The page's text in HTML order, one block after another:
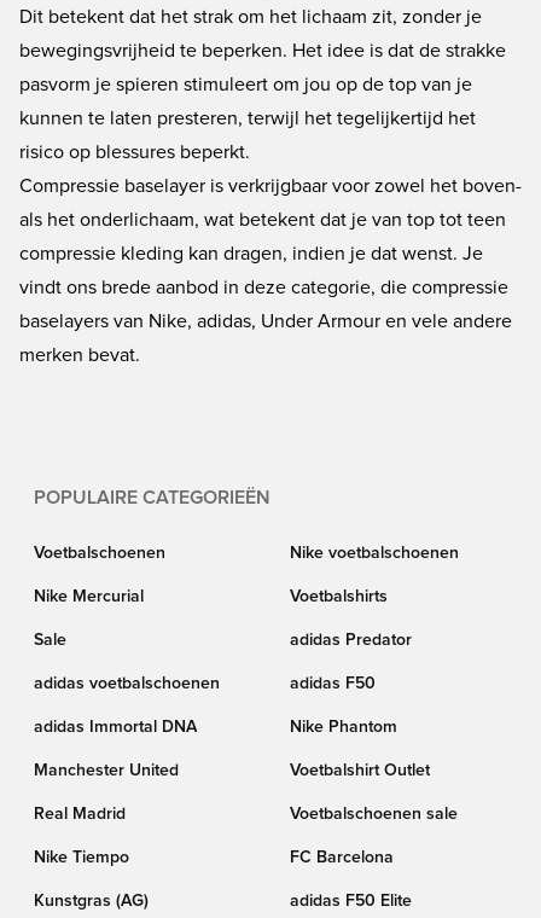
Dit betekent dat het strak om het lichaam zit, zonder je
bewegingsvrijheid te beperken. Het idee is dat de strakke
pasvorm je spieren stimuleert om jou op de top van je
kunnen te laten presteren, terwijl het tegelijkertijd het
risico op blessures beperkt.
Compressie baselayer is verkrijgbaar voor zowel het boven-
als het onderlichaam, wat betekent dat je van top tot teen
compressie kleding kan dragen, indien je dat wenst. Je
vindt ons brede aanbod in deze categorie, die compressie
baselayers van Nike, adidas, Under Armour en vele andere
merken bevat.
POPULAIRE CATEGORIEËN
Voetbalschoenen Nike voetbalschoenen
Nike Mercurial Voetbalshirts
Sale adidas Predator
adidas voetbalschoenen adidas F50
adidas Immortal DNA Nike Phantom
Manchester United Voetbalshirt Outlet
Real Madrid Voetbalschoenen sale
Nike Tiempo FC Barcelona
Kunstgras (AG) adidas F50 Elite